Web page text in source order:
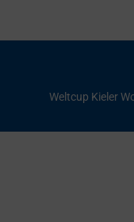
Weltcup Kieler